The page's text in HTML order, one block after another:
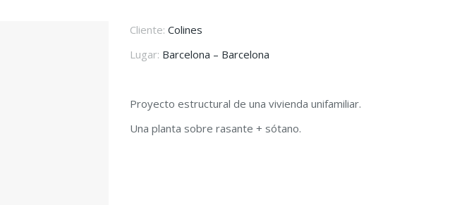
Cliente: Colines
Lugar: Barcelona – Barcelona
Proyecto estructural de una vivienda unifamiliar.
Una planta sobre rasante + sótano.